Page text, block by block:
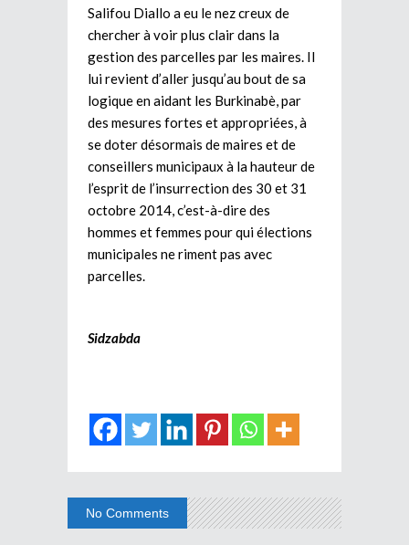
Salifou Diallo a eu le nez creux de
chercher à voir plus clair dans la
gestion des parcelles par les maires. Il
lui revient d’aller jusqu’au bout de sa
logique en aidant les Burkinabè, par
des mesures fortes et appropriées, à
se doter désormais de maires et de
conseillers municipaux à la hauteur de
l’esprit de l’insurrection des 30 et 31
octobre 2014, c’est-à-dire des
hommes et femmes pour qui élections
municipales ne riment pas avec
parcelles.
Sidzabda
No Comments